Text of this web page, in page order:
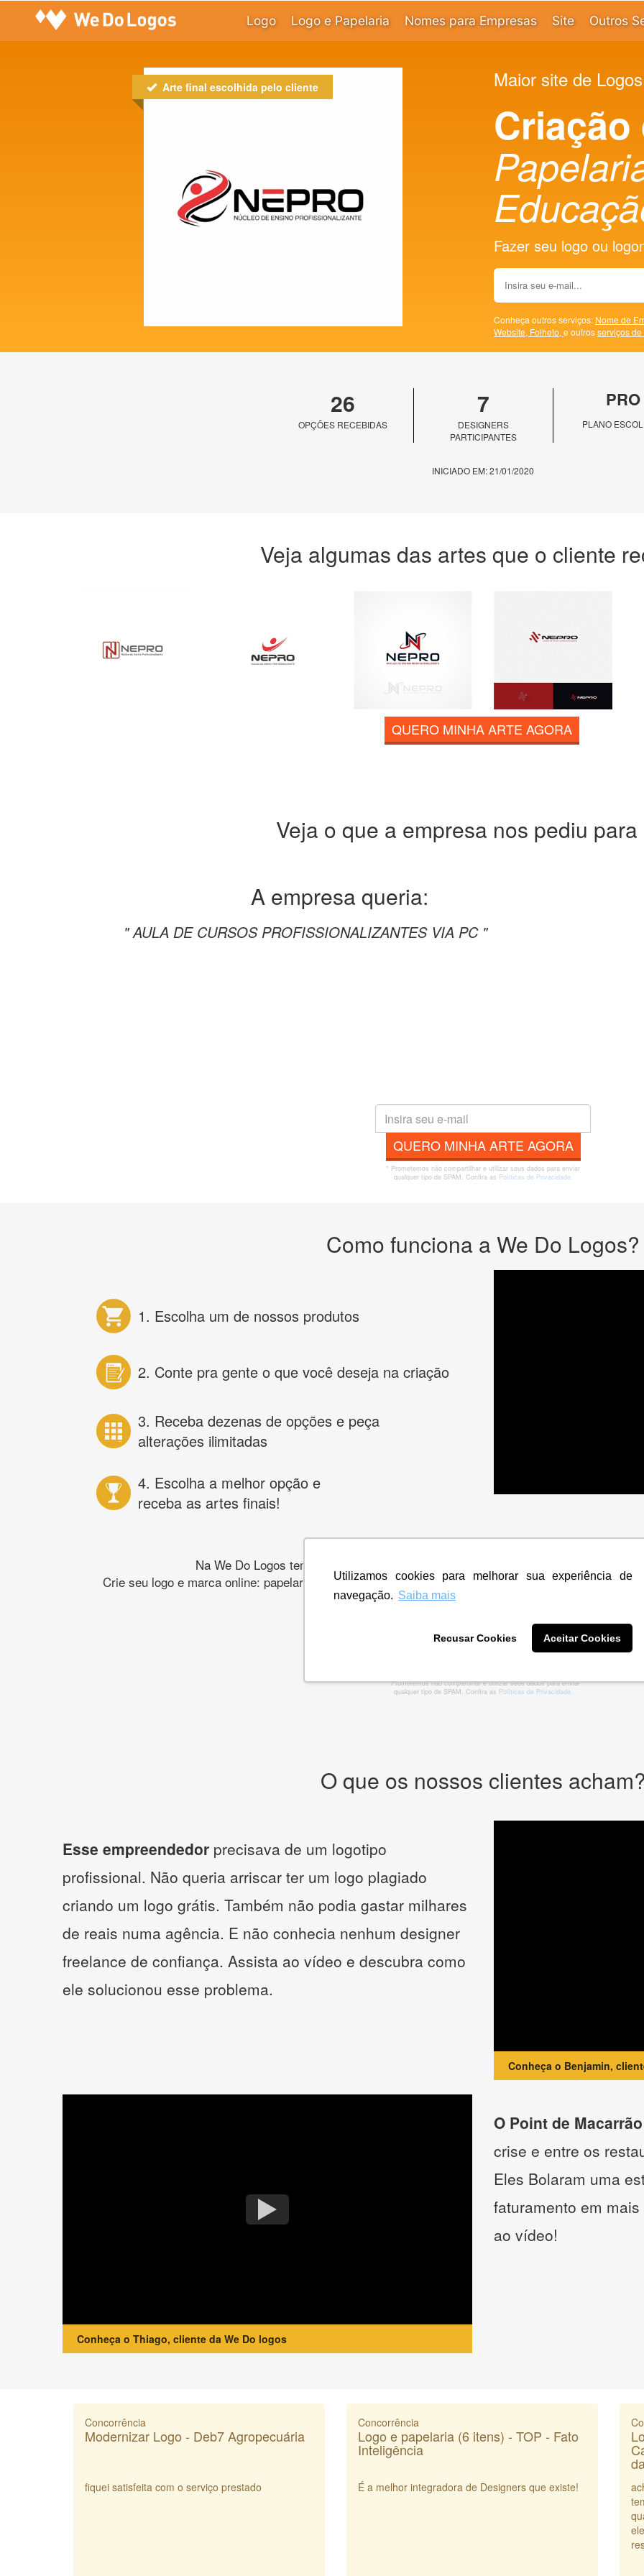
Utilizamos cookies para melhorar sua experiência de
navegação. Saiba mais
Recusar Cookies Aceitar Cookies
Logo Logo e Papelaria Nomes para Empresas Site Outros
Arte final escolhida pelo cliente Maior site de
Criação
Fazer seu logo ou
Conheça outros serviços: Nome de
Website, Folheto, e outrosserviços
26
OPÇÕES RECEBIDAS
7
DESIGNERS
PARTICIPANTES
PRO
PLANO
INICIADO EM: 21/01/2020
Veja algumas das artes que o cliente
QUERO MINHA ARTE AGORA
Veja o que a empresa nos pediu para
A empresa queria:
" AULA DE CURSOS PROFISSIONALIZANTES VIA PC "
QUERO MINHA ARTE AGORA
* Prometemos não compartilhar e utilizar seus dados para enviar
qualquer tipo de SPAM. Confira as Políticas de Privacidade.
Como funciona a We Do Logos?
1. Escolha um de nossos produtos
2. Conte pra gente o que você deseja na criação
3. Receba dezenas de opções e peça
alterações ilimitadas
4. Escolha a melhor opção e
receba as artes finais!
Na We Do Logos temos os melhores designers de logotipos online para criar a
Crie seu logo e marca online: papelaria, banner, cartão de visita, folder, flyer, website e muito
* Prometemos não compartilhar e utilizar seus dados para enviar
qualquer tipo de SPAM. Confira as Políticas de Privacidade.
O que os nossos clientes
Esse empreendedor precisava de um logotipo
profissional. Não queria arriscar ter um logo plagiado
criando um logo grátis. Também não podia gastar milhares
de reais numa agência. E não conhecia nenhum designer
freelance de confiança. Assista ao vídeo e descubra como
ele solucionou esse problema.
Conheça o Benjamin,
Conheça o Thiago, cliente da We Do logos
O Point de Macarrão
crise e entre os
Eles Bolaram uma
faturamento em
ao vídeo!
Concorrência
Modernizar Logo - Deb7 Agropecuária
fiquei satisfeita com o serviço prestado
Concorrência
Logo e papelaria (6 itens) - TOP - Fato
Inteligência
É a melhor integradora de Designers que existe!